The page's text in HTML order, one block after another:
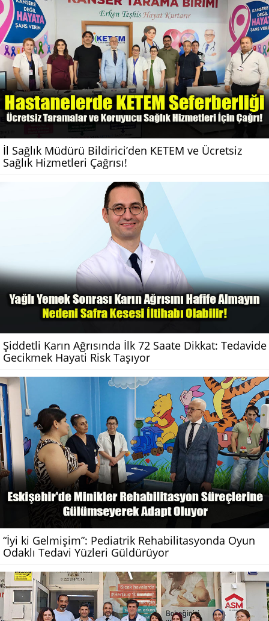
İl Sağlık Müdürü Bildirici’den KETEM ve Ücretsiz
Sağlık Hizmetleri Çağrısı!
Şiddetli Karın Ağrısında İlk 72 Saate Dikkat: Tedavide
Gecikmek Hayati Risk Taşıyor
“İyi ki Gelmişim”: Pediatrik Rehabilitasyonda Oyun
Odaklı Tedavi Yüzleri Güldürüyor